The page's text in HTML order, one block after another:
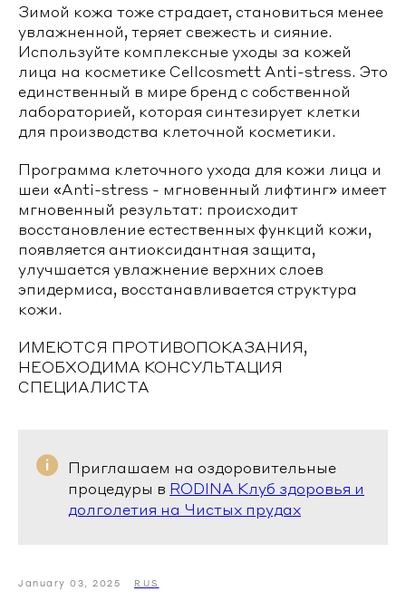
Зимой кожа тоже страдает, становиться менее
увлажненной, теряет свежесть и сияние.
Используйте комплексные уходы за кожей
лица на косметике Cellcosmett Anti-stress. Это
единственный в мире бренд с собственной
лабораторией, которая синтезирует клетки
для производства клеточной косметики.
Программа клеточного ухода для кожи лица и
шеи «Anti-stress - мгновенный лифтинг» имеет
мгновенный результат: происходит
восстановление естественных функций кожи,
появляется антиоксидантная защита,
улучшается увлажнение верхних слоев
эпидермиса, восстанавливается структура
кожи.
ИМЕЮТСЯ ПРОТИВОПОКАЗАНИЯ,
НЕОБХОДИМА КОНСУЛЬТАЦИЯ
СПЕЦИАЛИСТА
Приглашаем на оздоровительные
процедуры в RODINA Клуб здоровья и
долголетия на Чистых прудах
January 03, 2025 RUS